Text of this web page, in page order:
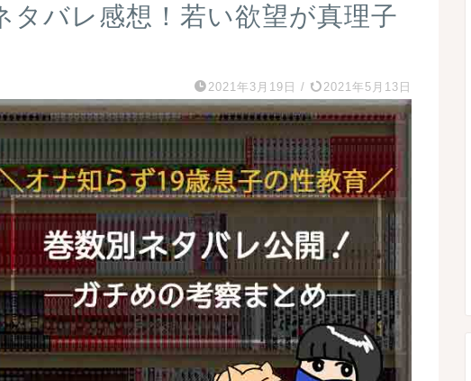
タバレ感想！若い欲望が真理子
2021年3月19日 / 2021年5月13日